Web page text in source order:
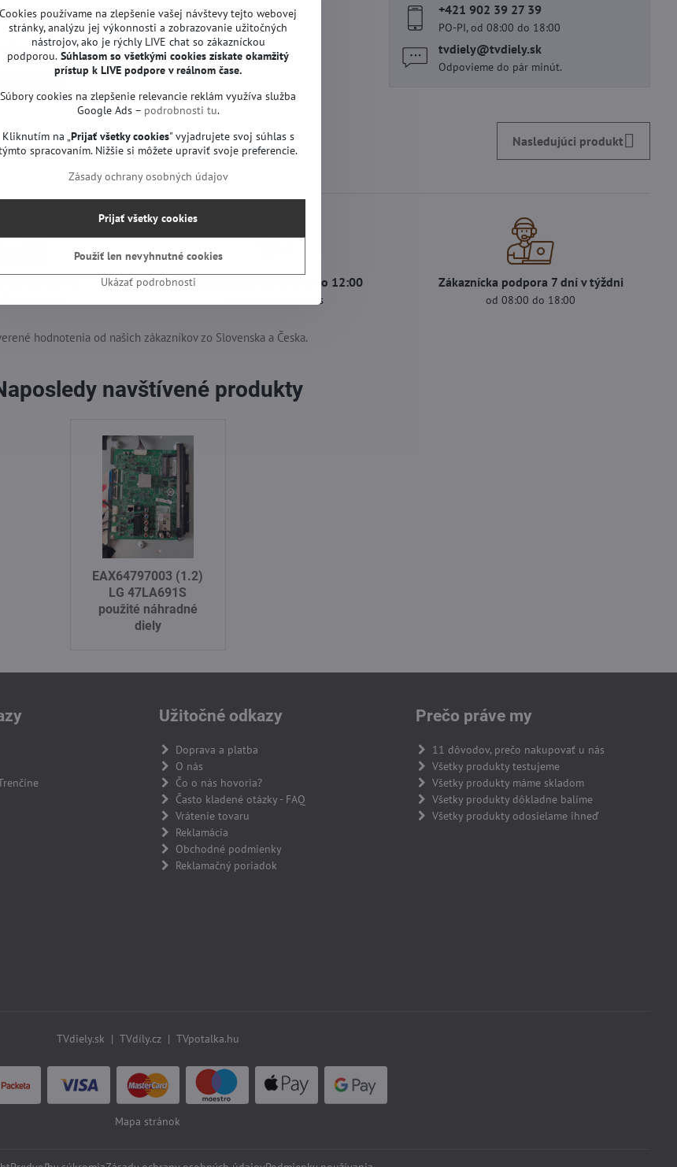
žiadny servis ani oprava.
| LG TV
+421 902 39 27 39
PO-PI, od 08:00 do 18:00
tvdiely​@tvdiely​.sk
Odpovieme do pár minút.
Nasledujúci produkt
len za 2,90 € Objednávky vytvorené do 12:00
odošleme ešte dnes
Zákaznícka podpora 7 dní v týždni
od 08:00 do 18:00
hodnotenia od našich zákazníkov zo Slovenska a Česka.
navštívené produkty
EAX64797003 (1.2)
LG 47LA691S
použité náhradné
diely
Užitočné odkazy
Doprava a platba
O nás
Čo o nás hovoria?
Často kladené otázky - FAQ
Vrátenie tovaru
Reklamácia
Obchodné podmienky
Reklamačný poriadok
Prečo práve my
11 dôvodov, prečo nakupovať u nás
Všetky produkty testujeme
Všetky produkty máme skladom
Všetky produkty dôkladne balíme
Všetky produkty odosielame ihneď
TVdiely.sk | TVdíly.cz| TVpotalka.hu
Mapa stránok
Cookies používame na zlepšenie vašej návštevy tejto webovej
stránky, analýzu jej výkonnosti a zobrazovanie užitočných
nástrojov, ako je rýchly LIVE chat so zákazníckou
podporou. Súhlasom so všetkými cookies získate okamžitý
prístup k LIVE podpore v reálnom čase.
Súbory cookies na zlepšenie relevancie reklám využíva služba
Google Ads – podrobnosti tu.
Kliknutím na „Prijať všetky cookies" vyjadrujete svoj súhlas s
spracovaním. Nižšie si môžete upraviť svoje preferencie.
Zásady ochrany osobných údajov
Ukázať podrobnosti
Prijať všetky cookies
Použiť len nevyhnutné cookies